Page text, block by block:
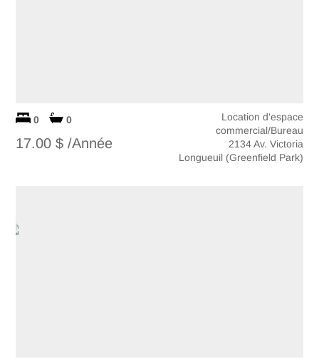
0 0
17.00 $ /Année
Location d'espace
commercial/Bureau
2134 Av. Victoria
Longueuil (Greenfield Park)